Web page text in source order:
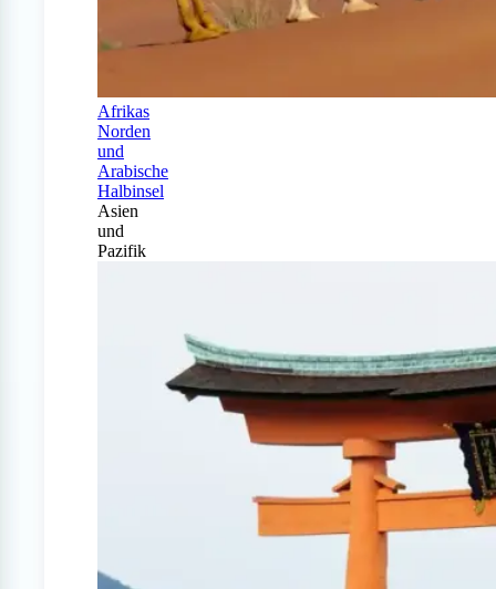
Afrikas
Norden
und
Arabische
Halbinsel
Asien
und
Pazifik